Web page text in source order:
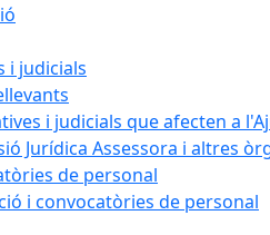
i judicials
i judicials que afecten a
Jurídica Assessora i altres
de personal
i convocatòries de personal